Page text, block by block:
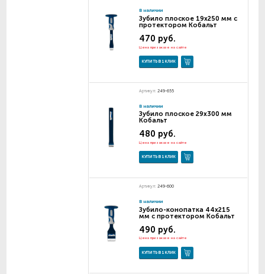
В наличии
Зубило плоское 19х250 мм с
протектором Кобальт
470 руб.
Цена при заказе на сайте
КУПИТЬ В 1 КЛИК
Артикул: 249-655
В наличии
Зубило плоское 29х300 мм
Кобальт
480 руб.
Цена при заказе на сайте
КУПИТЬ В 1 КЛИК
Артикул: 249-600
В наличии
Зубило-конопатка 44х215
мм с протектором Кобальт
490 руб.
Цена при заказе на сайте
КУПИТЬ В 1 КЛИК